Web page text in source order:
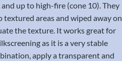
up to high-fire (cone 10). They
areas and wiped away on
the texture. It works great for
as it is a very stable
apply a transparent and